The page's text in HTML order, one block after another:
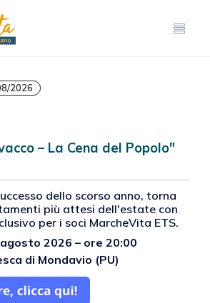
2026
– La Cena del Popolo"
dello scorso anno, torna
più attesi dell'estate con
per i soci MarcheVita ETS.
2026 – ore 20:00
di Mondavio (PU)